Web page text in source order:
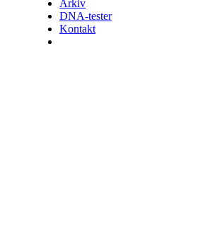
Arkiv
DNA-tester
Kontakt